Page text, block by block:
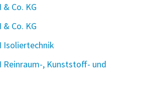
& Co. KG
& Co. KG
Isoliertechnik
Reinraum-, Kunststoff- und